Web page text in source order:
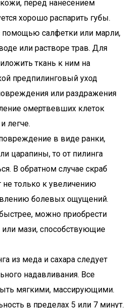
кожи, перед нанесением
хорошо распарить губы.
помощью салфетки или марли,
или растворе трав. Для
ткань к ним на
предпилинговый уход
или раздражения
омертвевших клеток
легче.
в виде ранки,
царапины, то от пилинга
В обратном случае скраб
не только к увеличению
болевых ощущений.
можно приобрести
мази, способствующие
из меда и сахара следует
надавливания. Все
мягкими, массирующими.
в пределах 5 или 7 минут.